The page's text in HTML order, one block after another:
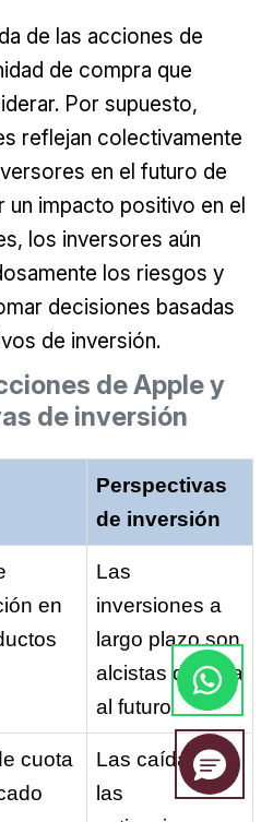
de las acciones de
de compra que
Por supuesto,
reflejan colectivamente
en el futuro de
un impacto positivo en el
los inversores aún
los riesgos y
decisiones basadas
de inversión.
de Apple y
de inversión
Perspectivas
de inversión
en
Las
inversiones a
largo plazo son
alcistas de cara
al futuro
cuota
Las caídas de
las